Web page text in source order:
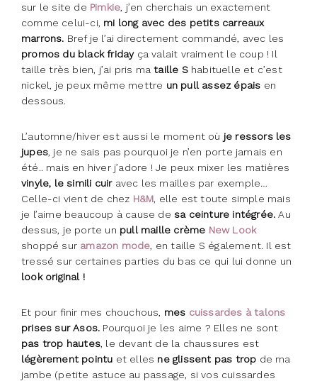
sur le site de Pimkie, j’en cherchais un exactement
comme celui-ci, mi long avec des petits carreaux
marrons. Bref je l’ai directement commandé, avec les
promos du black fridayça valait vraiment le coup ! Il
taille très bien, j’ai pris mataille Shabituelle et c’est
nickel, je peux même mettre un pull assez épais en
dessous.
L’automne/hiver est aussi le moment où je ressors les
jupes, je ne sais pas pourquoi je n’en porte jamais en
été.. mais en hiver j’adore ! Je peux mixer les matières
vinyle, le simili cuiravec les mailles par exemple…
Celle-ci vient de chez H&M, elle est toute simple mais
je l’aime beaucoup à cause de sa ceinture intégrée. Au
dessus, je porte un pull maille crème New Look
shoppé sur amazon mode, en taille S également. Il est
tressé sur certaines parties du bas ce qui lui donne un
look original !
Et pour finir mes chouchous, mes cuissardes à talons
prises sur Asos. Pourquoi je les aime ? Elles ne sont
pas trop hautes, le devant de la chaussures est
légèrement pointu et elles ne glissent pas trop de ma
jambe (petite astuce au passage, si vos cuissardes